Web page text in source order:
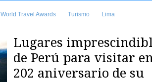
World Travel Awards Turismo Lima
Lugares
de Perú para visitar
202 aniversario de su